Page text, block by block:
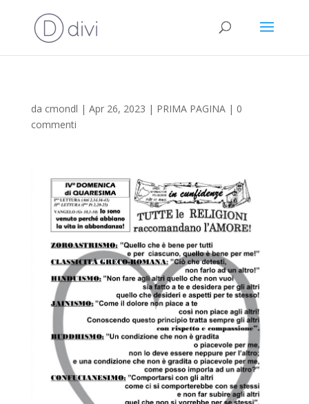
da cmondl | Apr 26, 2023 | PRIMA PAGINA| 0
commenti